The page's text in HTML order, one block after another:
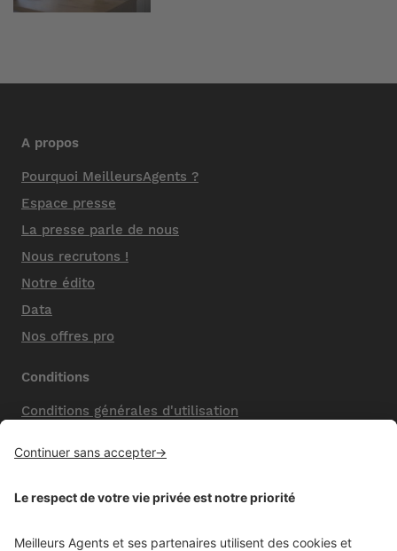
A propos
Pourquoi MeilleursAgents ?
Espace presse
La presse parle de nous
Nous recrutons !
Notre édito
Data
Nos offres pro
Conditions
Conditions générales d'utilisation
Nos honoraires de vente
Politique de confidentialité
Mentions comparateur